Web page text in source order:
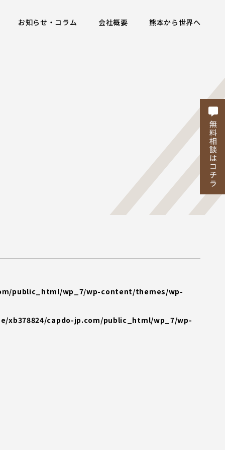
お知らせ・コラム 会社概要 熊本から世界へ
public_html/wp_7/wp-content/themes/wp-
xb378824/capdo-jp.com/public_html/wp_7/wp-